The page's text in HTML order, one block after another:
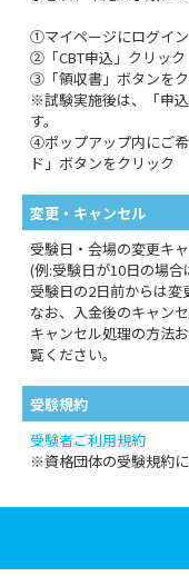
①マイページにログイン
②「CBT申込」クリック
③「領収書」ボタンを
※試験実施後は、「申
す。
④ポップアップ内にご
ド」ボタンをクリック
変更・キャンセル
受験日・会場の変更キ
(例:受験日が10日の場合
受験日の2日前からは変
なお、入金後のキャン
キャンセル処理の方法
覧ください。
受験規約
受験者ご利用規約
※資格団体の受験規約に